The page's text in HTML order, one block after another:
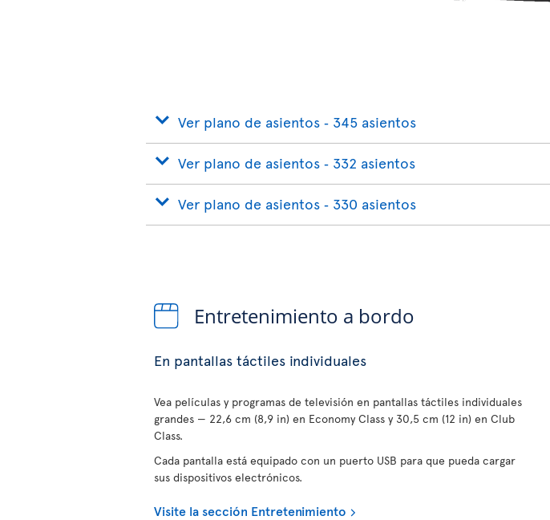
Ver plano de asientos ‐ 345 asientos
Ver plano de asientos ‐ 332 asientos
Ver plano de asientos ‐ 330 asientos
Entretenimiento a bordo
En pantallas táctiles individuales
Vea películas y programas de televisión en pantallas táctiles individuales
grandes — 22,6 cm (8,9 in) en Economy Class y 30,5 cm (12 in) en Club
Class.
Cada pantalla está equipado con un puerto USB para que pueda cargar
sus dispositivos electrónicos.
Visite la sección Entretenimiento